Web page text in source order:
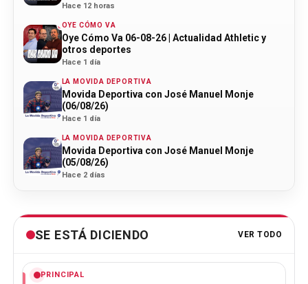
Hace 12 horas
OYE CÓMO VA
Oye Cómo Va 06-08-26 | Actualidad Athletic y
otros deportes
Hace 1 día
LA MOVIDA DEPORTIVA
Movida Deportiva con José Manuel Monje
(06/08/26)
Hace 1 día
LA MOVIDA DEPORTIVA
Movida Deportiva con José Manuel Monje
(05/08/26)
Hace 2 días
SE ESTÁ DICIENDO VER TODO
PRINCIPAL